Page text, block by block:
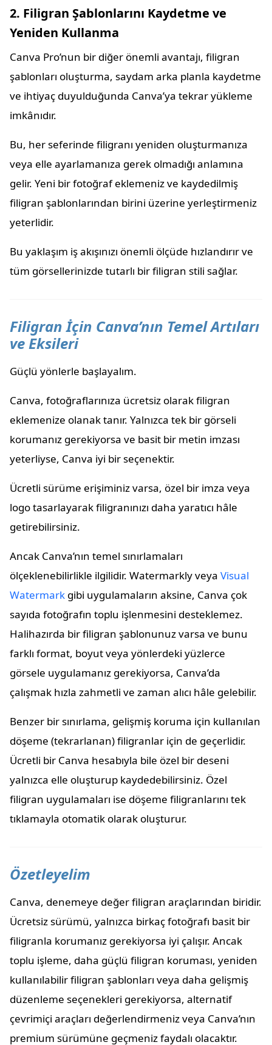
2. Filigran Şablonlarını Kaydetme ve
Yeniden Kullanma
Canva Pro’nun bir diğer önemli avantajı, filigran
şablonları oluşturma, saydam arka planla kaydetme
ve ihtiyaç duyulduğunda Canva’ya tekrar yükleme
imkânıdır.
Bu, her seferinde filigranı yeniden oluşturmanıza
veya elle ayarlamanıza gerek olmadığı anlamına
gelir. Yeni bir fotoğraf eklemeniz ve kaydedilmiş
filigran şablonlarından birini üzerine yerleştirmeniz
yeterlidir.
Bu yaklaşım iş akışınızı önemli ölçüde hızlandırır ve
tüm görsellerinizde tutarlı bir filigran stili sağlar.
Filigran İçin Canva’nın Temel Artıları
ve Eksileri
Güçlü yönlerle başlayalım.
Canva, fotoğraflarınıza ücretsiz olarak filigran
eklemenize olanak tanır. Yalnızca tek bir görseli
korumanız gerekiyorsa ve basit bir metin imzası
yeterliyse, Canva iyi bir seçenektir.
Ücretli sürüme erişiminiz varsa, özel bir imza veya
logo tasarlayarak filigranınızı daha yaratıcı hâle
getirebilirsiniz.
Ancak Canva’nın temel sınırlamaları
ölçeklenebilirlikle ilgilidir. Watermarkly veya Visual
Watermark gibi uygulamaların aksine, Canva çok
sayıda fotoğrafın toplu işlenmesini desteklemez.
Halihazırda bir filigran şablonunuz varsa ve bunu
farklı format, boyut veya yönlerdeki yüzlerce
görsele uygulamanız gerekiyorsa, Canva’da
çalışmak hızla zahmetli ve zaman alıcı hâle gelebilir.
Benzer bir sınırlama, gelişmiş koruma için kullanılan
döşeme (tekrarlanan) filigranlar için de geçerlidir.
Ücretli bir Canva hesabıyla bile özel bir deseni
yalnızca elle oluşturup kaydedebilirsiniz. Özel
filigran uygulamaları ise döşeme filigranlarını tek
tıklamayla otomatik olarak oluşturur.
Özetleyelim
Canva, denemeye değer filigran araçlarından biridir.
Ücretsiz sürümü, yalnızca birkaç fotoğrafı basit bir
filigranla korumanız gerekiyorsa iyi çalışır. Ancak
toplu işleme, daha güçlü filigran koruması, yeniden
kullanılabilir filigran şablonları veya daha gelişmiş
düzenleme seçenekleri gerekiyorsa, alternatif
çevrimiçi araçları değerlendirmeniz veya Canva’nın
premium sürümüne geçmeniz faydalı olacaktır.